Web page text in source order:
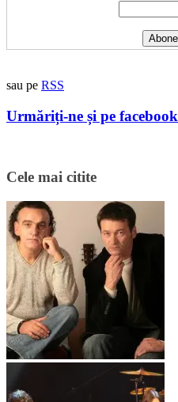
sau pe RSS
Urmăriți-ne și pe facebook
Cele mai citite